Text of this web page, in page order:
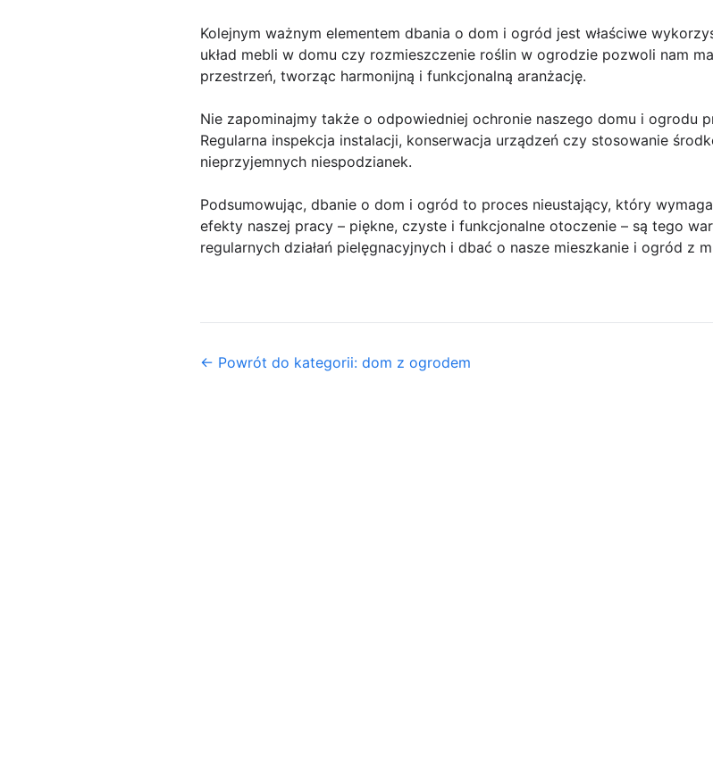
Kolejnym ważnym elementem dbania o dom i ogród jest właściwe
układ mebli w domu czy rozmieszczenie roślin w ogrodzie pozwoli nam
przestrzeń, tworząc harmonijną i funkcjonalną aranżację.
Nie zapominajmy także o odpowiedniej ochronie naszego domu i ogrodu
Regularna inspekcja instalacji, konserwacja urządzeń czy stosowanie
nieprzyjemnych niespodzianek.
Podsumowując, dbanie o dom i ogród to proces nieustający, który
efekty naszej pracy – piękne, czyste i funkcjonalne otoczenie – są tego
regularnych działań pielęgnacyjnych i dbać o nasze mieszkanie i ogród z
← Powrót do kategorii: dom z ogrodem